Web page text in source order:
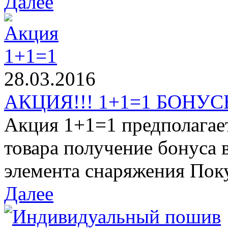
28.03.2016
АКЦИЯ!!! 1+1=1
Акция 1+1=1
товара получение бонуса
элемента снаряжения
Далее